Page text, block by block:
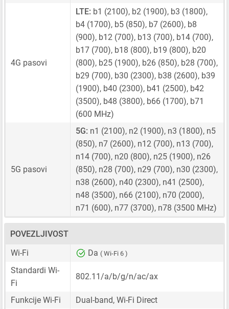
4G pasovi
LTE: b1 (2100), b2 (1900), b3 (1800),
b4 (1700), b5 (850), b7 (2600), b8
(900), b12 (700), b13 (700), b14 (700),
b17 (700), b18 (800), b19 (800), b20
(800), b25 (1900), b26 (850), b28 (700),
b29 (700), b30 (2300), b38 (2600), b39
(1900), b40 (2300), b41 (2500), b42
(3500), b48 (3800), b66 (1700), b71
(600 MHz)
5G pasovi
5G: n1 (2100), n2 (1900), n3 (1800), n5
(850), n7 (2600), n12 (700), n13 (700),
n14 (700), n20 (800), n25 (1900), n26
(850), n28 (700), n29 (700), n30 (2300),
n38 (2600), n40 (2300), n41 (2500),
n48 (3500), n66 (2100), n70 (2000),
n71 (600), n77 (3700), n78 (3500 MHz)
POVEZLJIVOST
Wi-Fi
Da ( Wi-Fi 6 )
Standardi Wi-
Fi
802.11/a/b/g/n/ac/ax
Funkcije Wi-Fi
Dual-band, Wi-Fi Direct